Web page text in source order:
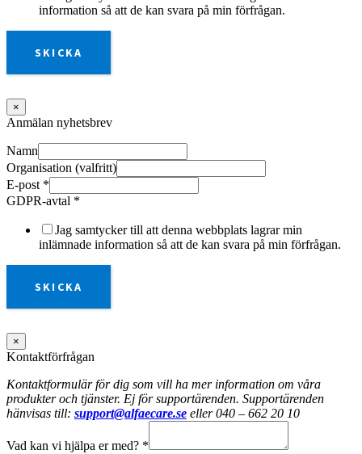
information så att de kan svara på min förfrågan.
SKICKA
×
Anmälan nyhetsbrev
Namn
Organisation (valfritt)
E-post *
GDPR-avtal *
Jag samtycker till att denna webbplats lagrar min
inlämnade information så att de kan svara på min förfrågan.
SKICKA
×
Kontaktförfrågan
Kontaktformulär för dig som vill ha mer information om våra
produkter och tjänster. Ej för supportärenden. Supportärenden
hänvisas till: support@alfaecare.se eller 040 – 662 20 10
Vad kan vi hjälpa er med? *